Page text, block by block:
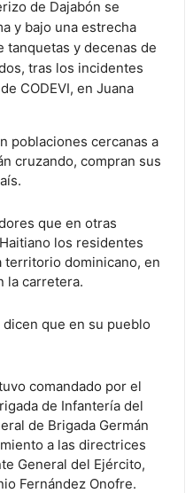
de Dajabón se
y bajo una estrecha
y decenas de
tras los incidentes
CODEVI, en Juana
poblaciones cercanas a
cruzando, compran sus
que en otras
los residentes
territorio dominicano, en
la carretera.
que en su pueblo
comandado por el
de Infantería del
de Brigada Germán
a las directrices
General del Ejército,
Fernández Onofre.